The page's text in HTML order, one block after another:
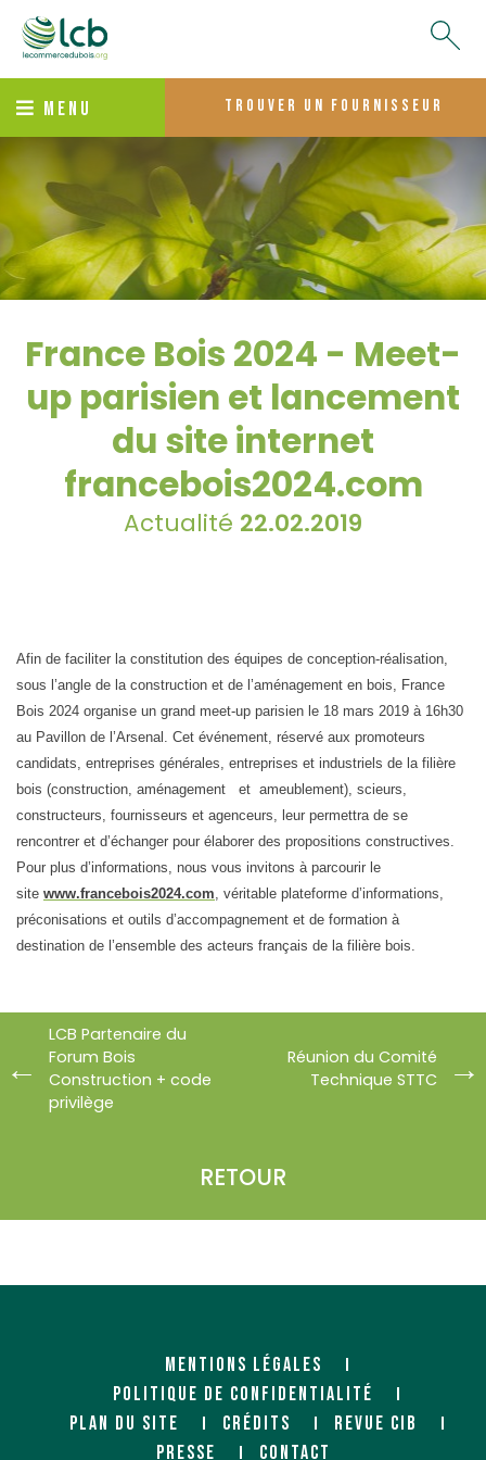
MENU trouver un fournisseur
France Bois 2024 - Meet-
up parisien et lancement
du site internet
francebois2024.com
Actualité 22.02.2019
Afin de faciliter la constitution des équipes de conception-réalisation,
sous l’angle de la construction et de l’aménagement en bois, France
Bois 2024 organise un grand meet-up parisien le 18 mars 2019 à 16h30
au Pavillon de l’Arsenal. Cet événement, réservé aux promoteurs
candidats, entreprises générales, entreprises et industriels de la filière
bois (construction, aménagement et ameublement), scieurs,
constructeurs, fournisseurs et agenceurs, leur permettra de se
rencontrer et d’échanger pour élaborer des propositions constructives.
Pour plus d’informations, nous vous invitons à parcourir le
site www.francebois2024.com, véritable plateforme d’informations,
préconisations et outils d’accompagnement et de formation à
destination de l’ensemble des acteurs français de la filière bois.
LCB Partenaire du
Forum Bois
Construction + code
privilège
RETOUR
Réunion du Comité
Technique STTC
MENTIONS LÉGALES
POLITIQUE DE CONFIDENTIALITÉ
PLAN DU SITE
CRÉDITS
REVUE CIB
PRESSE
CONTACT